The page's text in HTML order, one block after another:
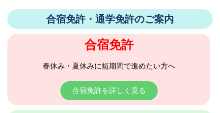
合宿免許・通学免許のご案内
合宿免許
春休み・夏休みに短期間で進めたい方へ
合宿免許を詳しく見る